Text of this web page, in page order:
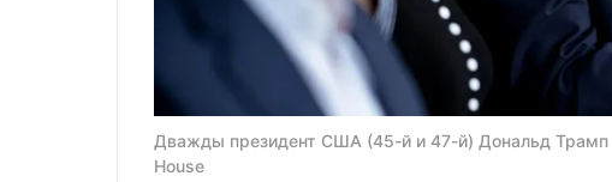
Дважды президент США (45-й и 47-й) Дональд Трамп
House